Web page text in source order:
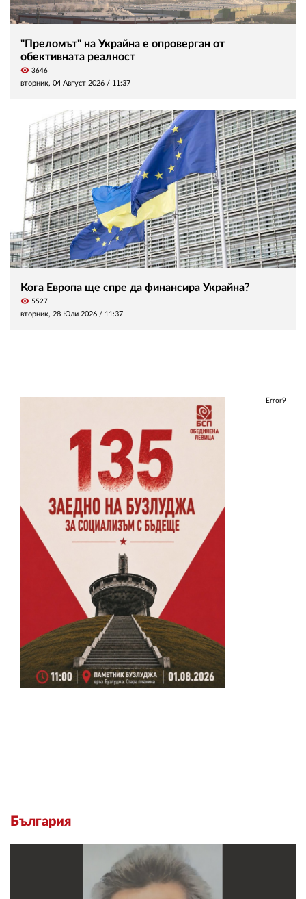
"Преломът" на Украйна е опроверган от
обективната реалност
visibility 3646
вторник, 04 Август 2026 / 11:37
Кога Европа ще спре да финансира Украйна?
visibility 5527
вторник, 28 Юли 2026 / 11:37
Error9
България